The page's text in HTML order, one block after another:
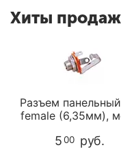
Хиты продаж
Разъем
female (6,35мм),
5 00 руб.